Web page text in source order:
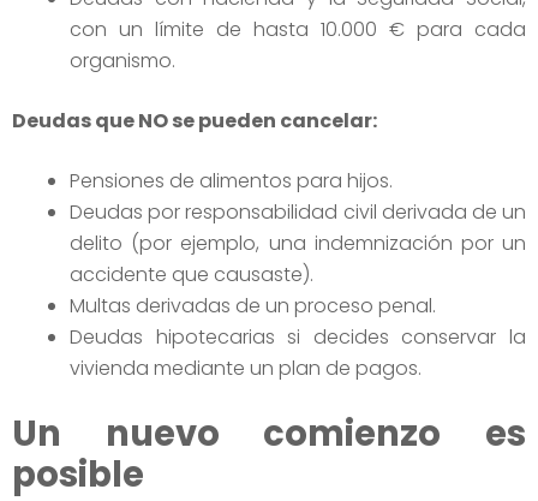
con un límite de hasta 10.000 € para cada
organismo.
Deudas que NO se pueden cancelar:
Pensiones de alimentos para hijos.
Deudas por responsabilidad civil derivada de un
delito (por ejemplo, una indemnización por un
accidente que causaste).
Multas derivadas de un proceso penal.
Deudas hipotecarias si decides conservar la
vivienda mediante un plan de pagos.
Un nuevo comienzo es
posible